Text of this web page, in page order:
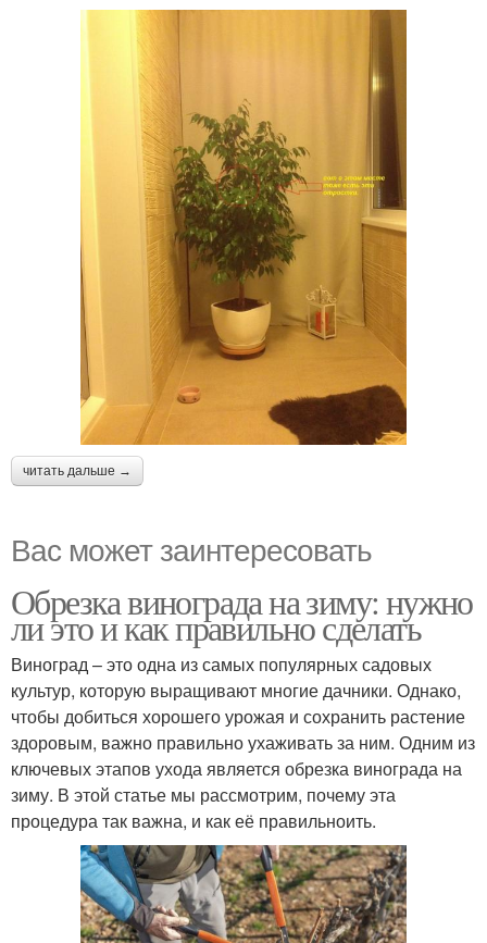
читать дальше →
Вас может заинтересовать
Обрезка винограда на зиму: нужно
ли это и как правильно сделать
Виноград – это одна из самых популярных садовых
культур, которую выращивают многие дачники. Однако,
чтобы добиться хорошего урожая и сохранить растение
здоровым, важно правильно ухаживать за ним. Одним из
ключевых этапов ухода является обрезка винограда на
зиму. В этой статье мы рассмотрим, почему эта
процедура так важна, и как её правильноить.